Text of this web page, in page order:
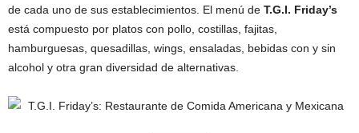
de cada uno de sus establecimientos. El menú de T.G.I. Friday’s
está compuesto por platos con pollo, costillas, fajitas,
hamburguesas, quesadillas, wings, ensaladas, bebidas con y sin
alcohol y otra gran diversidad de alternativas.